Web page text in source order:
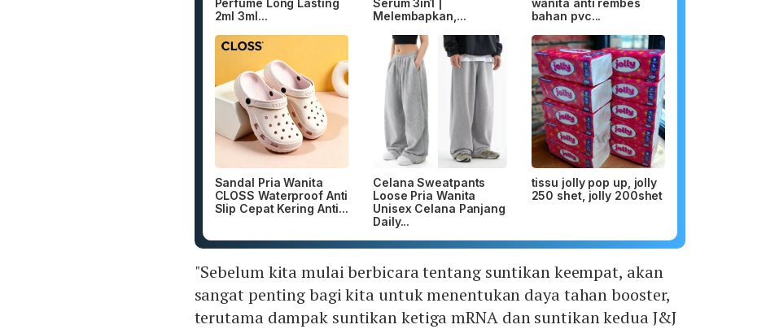
2ml 3ml...
Melembapkan,...
bahan pvc...
Sandal Pria Wanita
CLOSS Waterproof Anti
Slip Cepat Kering Anti...
Celana Sweatpants
Loose Pria Wanita
Unisex Celana Panjang
Daily...
tissu jolly pop up, jolly
250 shet, jolly 200shet
"Sebelum kita mulai berbicara tentang suntikan keempat, akan
sangat penting bagi kita untuk menentukan daya tahan booster,
terutama dampak suntikan ketiga mRNA dan suntikan kedua J&J